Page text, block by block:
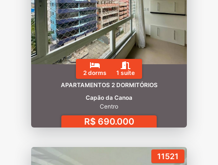
2 dorms
1 suíte
APARTAMENTOS 2 DORMITÓRIOS
Capão da Canoa
Centro
R$ 690.000
11521